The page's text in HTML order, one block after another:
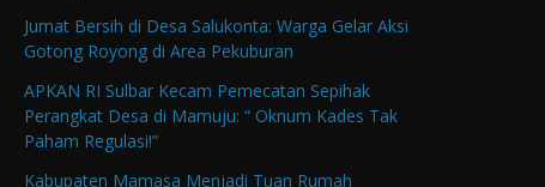
Jumat Bersih di Desa Salukonta: Warga Gelar Aksi
Gotong Royong di Area Pekuburan
APKAN RI Sulbar Kecam Pemecatan Sepihak
Perangkat Desa di Mamuju: “ Oknum Kades Tak
Paham Regulasi!”
Kabupaten Mamasa Menjadi Tuan Rumah